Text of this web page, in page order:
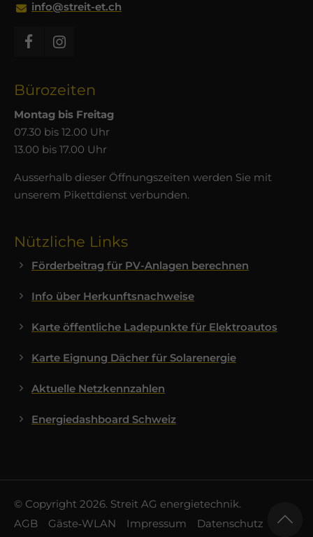
info@streit-et.ch
Bürozeiten
Montag bis Freitag
07.30 bis 12.00 Uhr
13.00 bis 17.00 Uhr
Ausserhalb dieser Öffnungszeiten werden Sie mit
unserem Pikettdienst verbunden.
Nützliche Links
Förderbeitrag für PV-Anlagen berechnen
Info über Herkunftsnachweise
Karte öffentliche Ladepunkte für Elektroautos
Karte Eignung Dächer für Solarenergie
Aktuelle Netzkennzahlen
Energiedashboard Schweiz
© Copyright 2026. Streit AG energietechnik.
AGB
Gäste‑WLAN Impressum Datenschutz